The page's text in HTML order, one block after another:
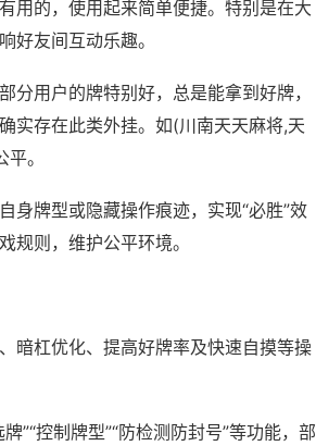
用的，使用起来简单便捷。特别是在大
好友间互动乐趣。
用户的牌特别好，总是能拿到好牌，
实存在此类外挂。如(川南天天麻将,天
。
身牌型或隐藏操作痕迹，实现“必胜”效
规则，维护公平环境。
暗杠优化、提高好牌率及快速自摸等操
”“控制牌型”“防检测防封号”等功能，部